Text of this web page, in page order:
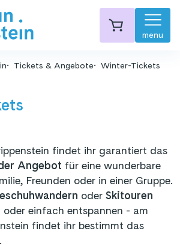
menu
Tickets & Angebote Winter-Tickets
findet ihr garantiert das
Angebot für eine wunderbare
Freunden oder in einer Gruppe.
oder Skitouren
oder einfach entspannen - am
findet ihr bestimmt das